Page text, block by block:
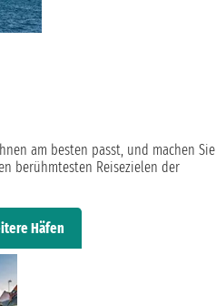
am besten passt, und machen Sie
berühmtesten Reisezielen der
Häfen